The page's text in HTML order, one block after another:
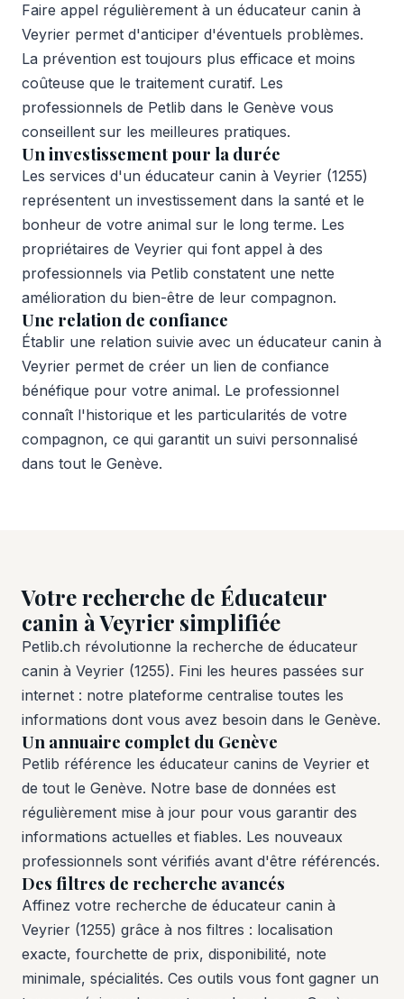
Faire appel régulièrement à un éducateur canin à
Veyrier permet d'anticiper d'éventuels problèmes.
La prévention est toujours plus efficace et moins
coûteuse que le traitement curatif. Les
professionnels de Petlib dans le Genève vous
conseillent sur les meilleures pratiques.
Un investissement pour la durée
Les services d'un éducateur canin à Veyrier (1255)
représentent un investissement dans la santé et le
bonheur de votre animal sur le long terme. Les
propriétaires de Veyrier qui font appel à des
professionnels via Petlib constatent une nette
amélioration du bien-être de leur compagnon.
Une relation de confiance
Établir une relation suivie avec un éducateur canin à
Veyrier permet de créer un lien de confiance
bénéfique pour votre animal. Le professionnel
connaît l'historique et les particularités de votre
compagnon, ce qui garantit un suivi personnalisé
dans tout le Genève.
Votre recherche de Éducateur
canin à Veyrier simplifiée
Petlib.ch révolutionne la recherche de éducateur
canin à Veyrier (1255). Fini les heures passées sur
internet : notre plateforme centralise toutes les
informations dont vous avez besoin dans le Genève.
Un annuaire complet du Genève
Petlib référence les éducateur canins de Veyrier et
de tout le Genève. Notre base de données est
régulièrement mise à jour pour vous garantir des
informations actuelles et fiables. Les nouveaux
professionnels sont vérifiés avant d'être référencés.
Des filtres de recherche avancés
Affinez votre recherche de éducateur canin à
Veyrier (1255) grâce à nos filtres : localisation
exacte, fourchette de prix, disponibilité, note
minimale, spécialités. Ces outils vous font gagner un